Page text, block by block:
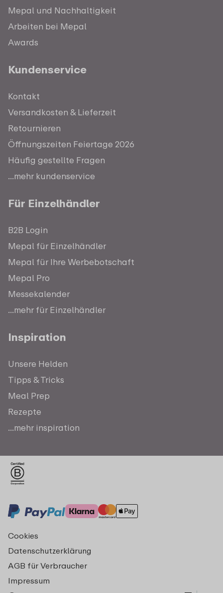
Mepal und Nachhaltigkeit
Arbeiten bei Mepal
Awards
Kundenservice
Kontakt
Versandkosten & Lieferzeit
Retournieren
Öffnungszeiten Feiertage 2026
Häufig gestellte Fragen
...mehr kundenservice
Für Einzelhändler
B2B Login
Mepal für Einzelhändler
Mepal für Ihre Werbebotschaft
Mepal Pro
Messekalender
...mehr für Einzelhändler
Inspiration
Unsere Helden
Tipps & Tricks
Meal Prep
Rezepte
...mehr inspiration
Cookies
Datenschutzerklärung
AGB für Verbraucher
Impressum